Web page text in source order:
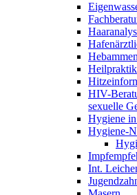
Hebammen
HIV-
sexuelle
Hygiene
Hygiene-
Int.